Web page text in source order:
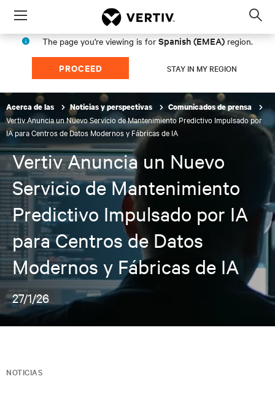
Menu
The page you're viewing is for Spanish (EMEA) region.
PROCEED STAY IN MY REGION
Acerca de las Noticias y perspectivas Comunicados de prensa
Vertiv Anuncia un Nuevo Servicio de Mantenimiento Predictivo Impulsado por
IA para Centros de Datos Modernos y Fábricas de IA
Vertiv Anuncia un Nuevo
Servicio de Mantenimiento
Predictivo Impulsado por IA
para Centros de Datos
Modernos y Fábricas de IA
27/1/26
NOTICIAS